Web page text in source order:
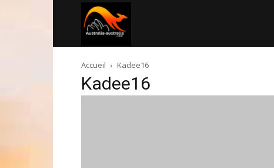
australie.com
Accueil Kadee16
Kadee16